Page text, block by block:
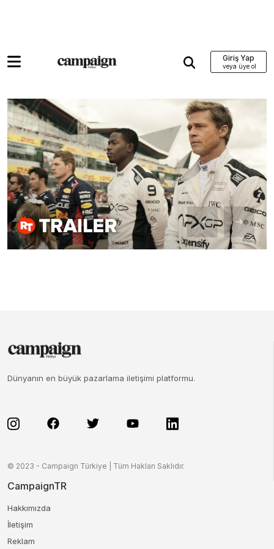
Giriş Yap
Dünyanın en büyük pazarlama iletişimi platformu.
© 2023 - Campaign Türkiye | Tüm Hakları Saklıdır.
CampaignTR
Hakkımızda
İletişim
Reklam